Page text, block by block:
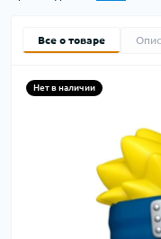
Все о товаре
Нет в наличии